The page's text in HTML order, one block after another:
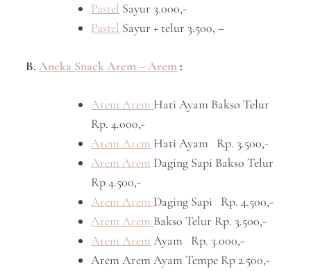
Pastel Sayur 3.000,-
Pastel Sayur + telur 3.500, –
B.Aneka Snack Arem – Arem :
Arem Arem Hati Ayam Bakso Telur
Rp. 4.000,-
Arem Arem Hati Ayam Rp. 3.500,-
Arem Arem Daging Sapi Bakso Telur
Rp 4.500,-
Arem Arem Daging Sapi Rp. 4.500,-
Arem Arem Bakso Telur Rp. 3.500,-
Arem Arem Ayam Rp. 3.000,-
Arem Arem Ayam Tempe Rp 2.500,-